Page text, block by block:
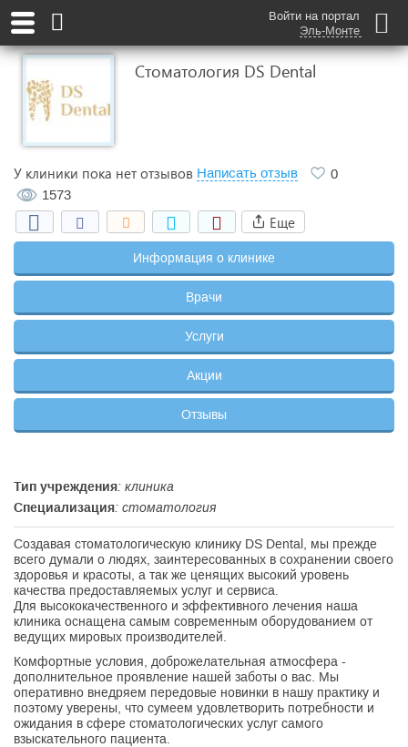
Войти на портал
Эль-Монте
Стоматология DS Dental
У клиники пока нет отзывов Написать отзыв
0
1573
Еще
Информация о клинике
Врачи
Услуги
Акции
Отзывы
Тип учреждения: клиника
Специализация: стоматология
Создавая стоматологическую клинику DS Dental, мы прежде
всего думали о людях, заинтересованных в сохранении своего
здоровья и красоты, а так же ценящих высокий уровень
качества предоставляемых услуг и сервиса.
Для высококачественного и эффективного лечения наша
клиника оснащена самым современным оборудованием от
ведущих мировых производителей.
Комфортные условия, доброжелательная атмосфера -
дополнительное проявление нашей заботы о вас. Мы
оперативно внедряем передовые новинки в нашу практику и
поэтому уверены, что сумеем удовлетворить потребности и
ожидания в сфере стоматологических услуг самого
взыскательного пациента.